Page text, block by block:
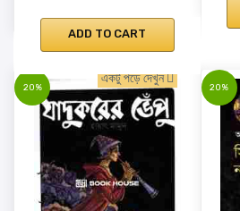
ADD TO CART
20%
একটু পড়ে দেখুন
20%